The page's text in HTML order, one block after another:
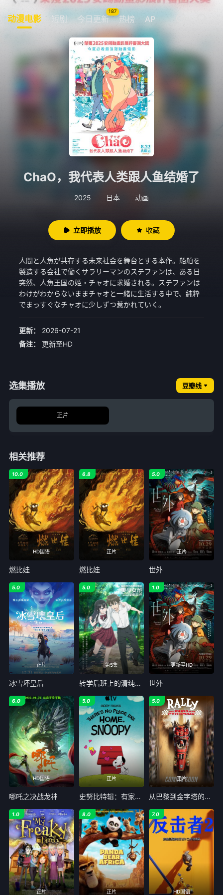
动漫电影 短剧 今日更新
187
热榜 APP
我的观影记录
暂无观看影片的记录
ChaO，我代表人类跟人鱼结婚了
2025 日本 动画
立即播放 收藏
人間と人魚が共存する未来社会を舞台とする本作。船舶を
製造する会社で働くサラリーマンのステファンは、ある日
突然、人魚王国の姫・チャオに求婚される。ステファンは
わけがわからないままチャオと一緒に生活する中で、純粋
でまっすぐなチャオに少しずつ惹かれていく。
更新：
2026-07-21
备注：
更新至HD
选集播放 豆瓣线
正片
相关推荐
HD国语
10.0
燃比娃
正片
6.8
燃比娃
正片
5.0
世外
正片
5.0
冰雪坏皇后
第5集
5.0
转学后班上的清纯可爱美少女竟是小时候玩在一起的哥儿们
更新至HD
1.0
世外
HD国语
6.0
哪吒之决战龙神
正片
5.0
史努比特辑：有家真好
正片
5.0
从巴黎到金字塔的集会
正片
1.0
正片
8.0
HD国语
7.0